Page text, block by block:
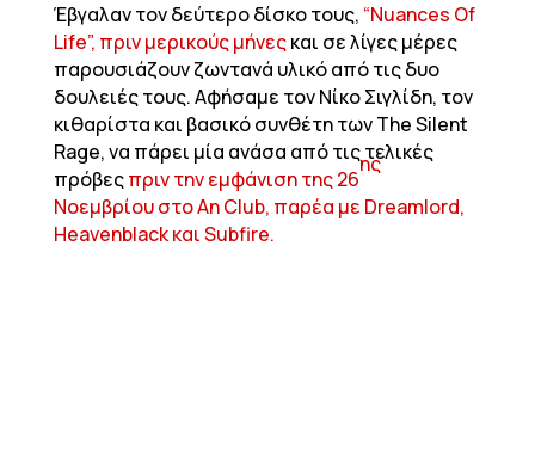
Έβγαλαν τον δεύτερο δίσκο τους, “Nuances Of
Life”, πριν μερικούς μήνεςκαι σε λίγες μέρες
παρουσιάζουν ζωντανά υλικό από τις δυο
δουλειές τους. Αφήσαμε τον Νίκο Σιγλίδη, τον
κιθαρίστα και βασικό συνθέτη των The Silent
Rage, να πάρει μία ανάσα από τις τελικές
πρόβεςπριν την εμφάνιση της 26
ης
Νοεμβρίου στο An Club, παρέα με Dreamlord,
Heavenblack και Subfire.